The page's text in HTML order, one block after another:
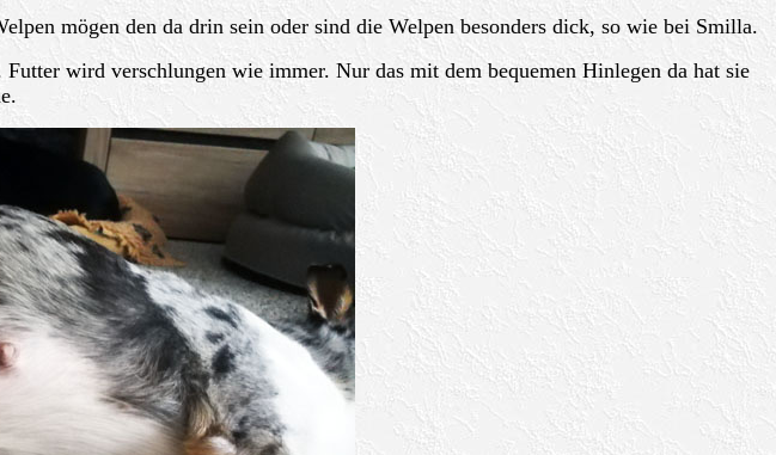
mögen den da drin sein oder sind die Welpen besonders dick, so wie bei Smilla.
wird verschlungen wie immer. Nur das mit dem bequemen Hinlegen da hat sie